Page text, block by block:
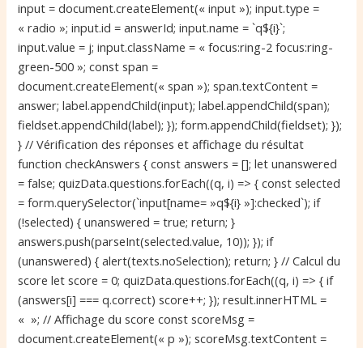
input = document.createElement(« input »); input.type =
« radio »; input.id = answerId; input.name = `q${i}`;
input.value = j; input.className = « focus:ring-2 focus:ring-
green-500 »; const span =
document.createElement(« span »); span.textContent =
answer; label.appendChild(input); label.appendChild(span);
fieldset.appendChild(label); }); form.appendChild(fieldset); });
} // Vérification des réponses et affichage du résultat
function checkAnswers { const answers = []; let unanswered
= false; quizData.questions.forEach((q, i) => { const selected
= form.querySelector(`input[name= »q${i} »]:checked`); if
(!selected) { unanswered = true; return; }
answers.push(parseInt(selected.value, 10)); }); if
(unanswered) { alert(texts.noSelection); return; } // Calcul du
score let score = 0; quizData.questions.forEach((q, i) => { if
(answers[i] === q.correct) score++; }); result.innerHTML =
« »; // Affichage du score const scoreMsg =
document.createElement(« p »); scoreMsg.textContent =